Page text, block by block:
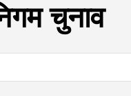
चुनाव